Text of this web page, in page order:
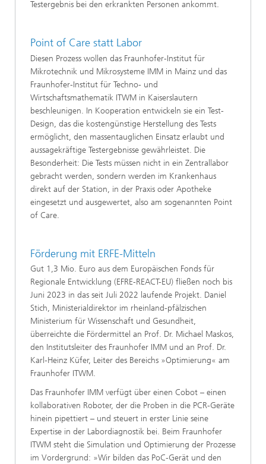
Testergebnis bei den erkrankten Personen ankommt.
Point of Care statt Labor
Diesen Prozess wollen das Fraunhofer-Institut für
Mikrotechnik und Mikrosysteme IMM in Mainz und das
Fraunhofer-Institut für Techno- und
Wirtschaftsmathematik ITWM in Kaiserslautern
beschleunigen. In Kooperation entwickeln sie ein Test-
Design, das die kostengünstige Herstellung des Tests
ermöglicht, den massentauglichen Einsatz erlaubt und
aussagekräftige Testergebnisse gewährleistet. Die
Besonderheit: Die Tests müssen nicht in ein Zentrallabor
gebracht werden, sondern werden im Krankenhaus
direkt auf der Station, in der Praxis oder Apotheke
eingesetzt und ausgewertet, also am sogenannten Point
of Care.
Förderung mit ERFE-Mitteln
Gut 1,3 Mio. Euro aus dem Europäischen Fonds für
Regionale Entwicklung (EFRE-REACT-EU) fließen noch bis
Juni 2023 in das seit Juli 2022 laufende Projekt. Daniel
Stich, Ministerialdirektor im rheinland-pfälzischen
Ministerium für Wissenschaft und Gesundheit,
überreichte die Fördermittel an Prof. Dr. Michael Maskos,
den Institutsleiter des Fraunhofer IMM und an Prof. Dr.
Karl-Heinz Küfer, Leiter des Bereichs »Optimierung« am
Fraunhofer ITWM.
Das Fraunhofer IMM verfügt über einen Cobot – einen
kollaborativen Roboter, der die Proben in die PCR-Geräte
hinein pipettiert – und steuert in erster Linie seine
Expertise in der Labordiagnostik bei. Beim Fraunhofer
ITWM steht die Simulation und Optimierung der Prozesse
im Vordergrund: »Wir bilden das PoC-Gerät und den